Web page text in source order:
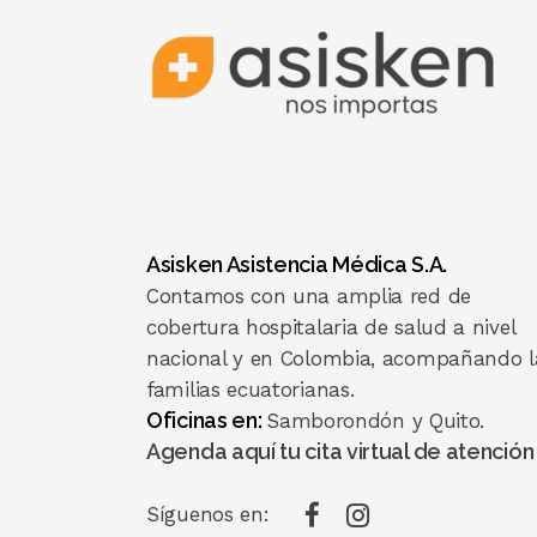
Asisken Asistencia Médica S.A.
Contamos con una amplia red de
cobertura hospitalaria de salud a nivel
nacional y en Colombia, acompañando
familias ecuatorianas.
Oficinas en: Samborondón y Quito.
Agenda aquí tu cita virtual de atención
Síguenos en: